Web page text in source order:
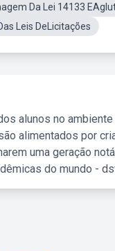
Da Lei 14133
Leis DeLicitações
alunos no
alimentados por
uma geração
do mundo -